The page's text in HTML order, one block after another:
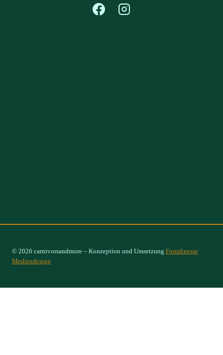
© 2026 carnivorsandmore – Konzeption und Umsetzung Formfinesse
Mediendesign